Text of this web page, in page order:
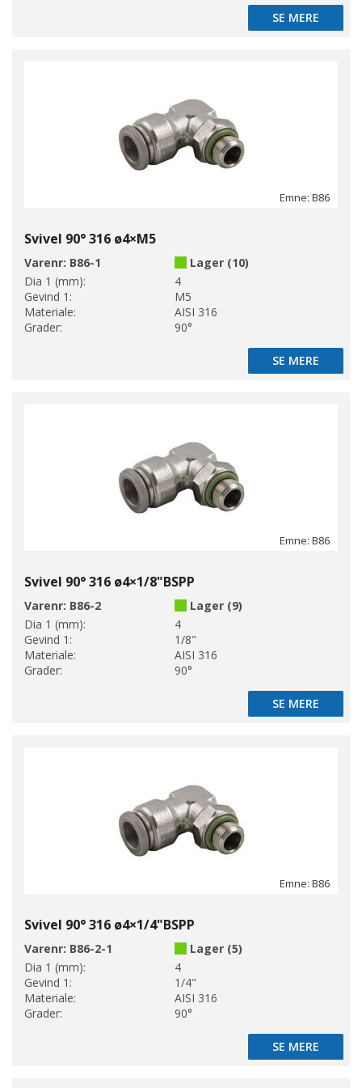
SE MERE
SE MERE
Emne: B86
Svivel 90° 316 ø4×M5
Varenr: B86-1
Lager (10)
Dia 1 (mm):
4
Gevind 1:
M5
Materiale:
AISI 316
Grader:
90°
SE MERE
SE MERE
Emne: B86
Svivel 90° 316 ø4×1/8"BSPP
Varenr: B86-2
Lager (9)
Dia 1 (mm):
4
Gevind 1:
1/8"
Materiale:
AISI 316
Grader:
90°
SE MERE
SE MERE
Emne: B86
Svivel 90° 316 ø4×1/4"BSPP
Varenr: B86-2-1
Lager (5)
Dia 1 (mm):
4
Gevind 1:
1/4"
Materiale:
AISI 316
Grader:
90°
SE MERE
SE MERE